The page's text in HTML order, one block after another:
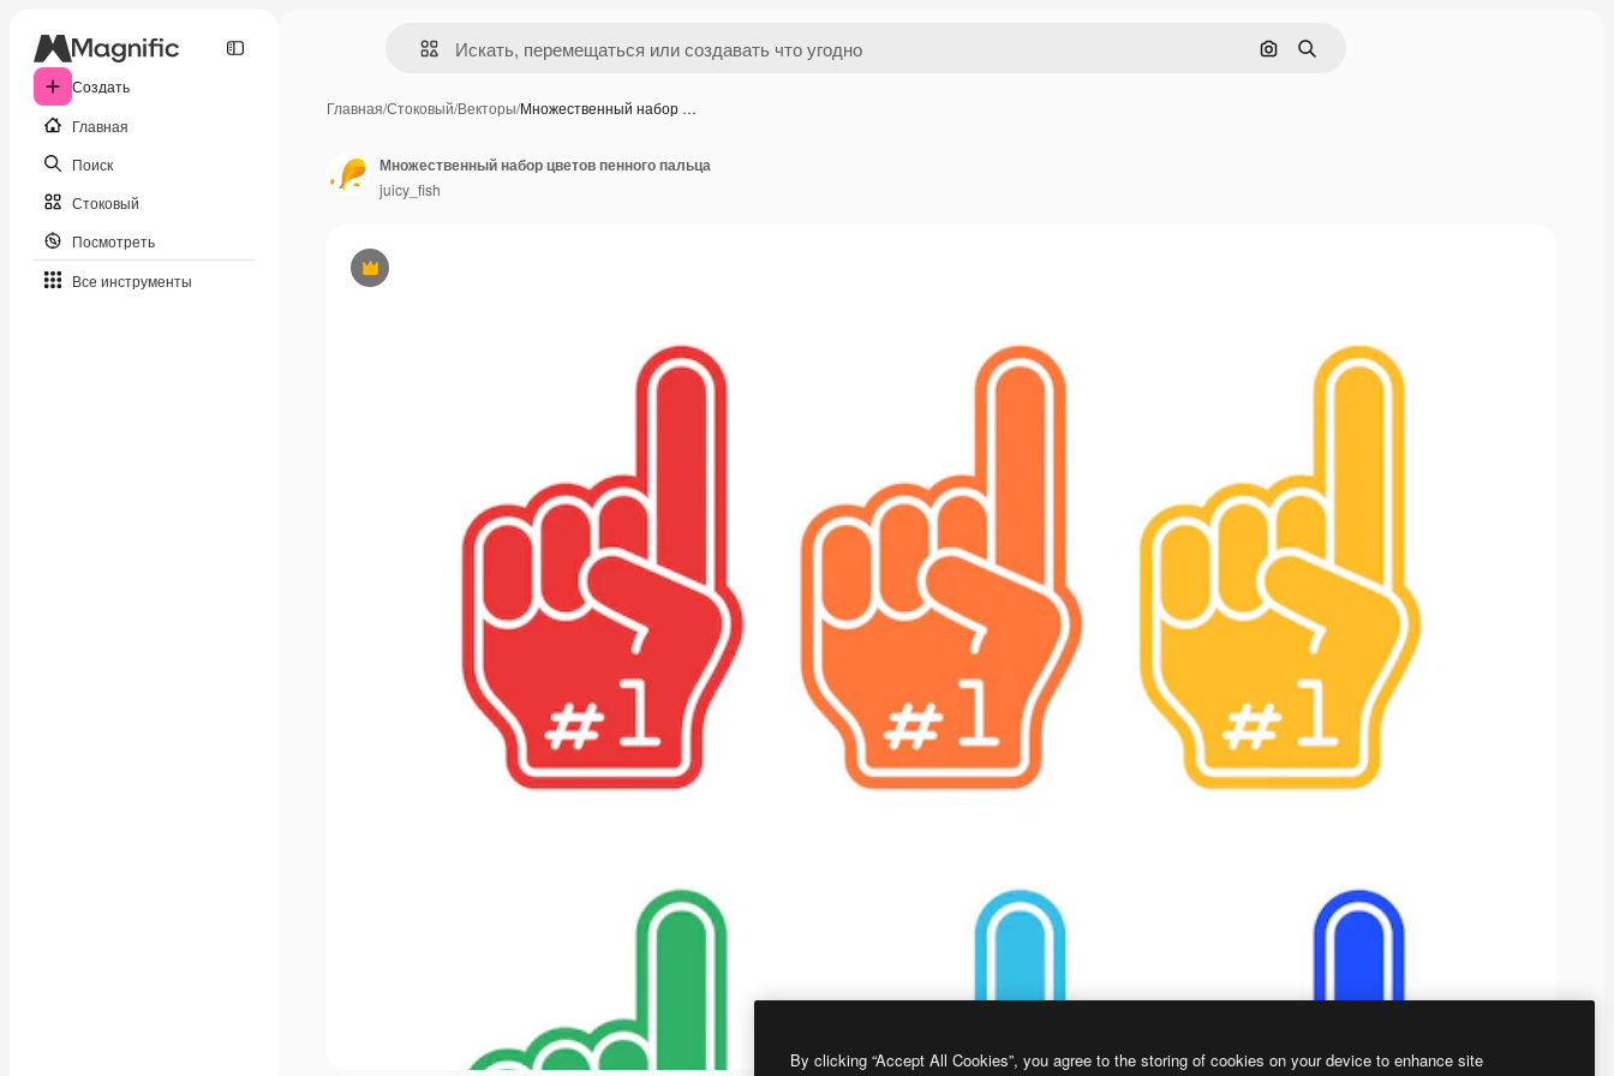
Создать
Главная
Поиск
Стоковый
Посмотреть
Все инструменты
Поиск по изображению
Поиск
Главная/Стоковый/Векторы/Множественный набор …
Премиум
Множественный набор цветов пенного пальца
juicy_fish
By clicking “Accept All Cookies”, you agree to the storing of cookies on your device to enhance site